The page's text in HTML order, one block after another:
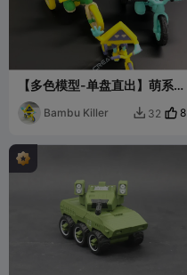
【多色模型-单盘直出】萌系创
想三维品牌IP吉祥物
Bambu Killer  32 8